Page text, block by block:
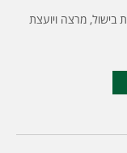
בישול, מרצה ויועצת